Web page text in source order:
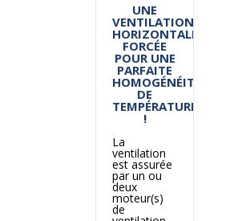
UNE
VENTILATION
HORIZONTALE
FORCÉE
POUR UNE
PARFAITE
HOMOGÉNÉITÉ
DE
TEMPÉRATURE
!
La
ventilation
est assurée
par un ou
deux
moteur(s)
de